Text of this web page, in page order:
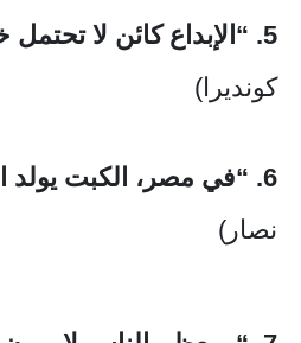
5. “الإبداع كائن لا تحتمل خفته”.
كونديرا)
6. “في مصر، الكبت يولد الإبداع”.
نصار)